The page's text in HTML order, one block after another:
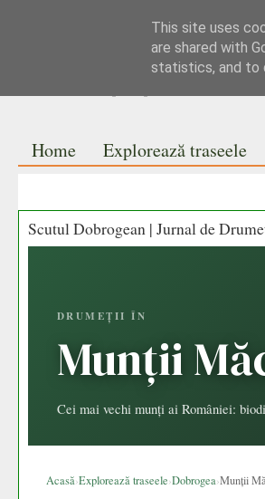
Jurnal de
Home Explorează traseele
Scutul Dobrogean | Jurnal de
DRUMEȚII ÎN
Munții
Cei mai vechi munți ai României:
Acasă›Explorează traseele›Dobrogea›Munții
This site uses
are shared with
statistics, and to